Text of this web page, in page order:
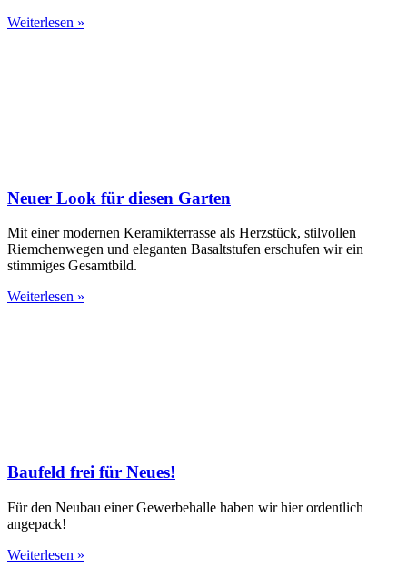
Weiterlesen »
Neuer Look für diesen Garten
Mit einer modernen Keramikterrasse als Herzstück, stilvollen
Riemchenwegen und eleganten Basaltstufen erschufen wir ein
stimmiges Gesamtbild.
Weiterlesen »
Baufeld frei für Neues!
Für den Neubau einer Gewerbehalle haben wir hier ordentlich
angepack!
Weiterlesen »